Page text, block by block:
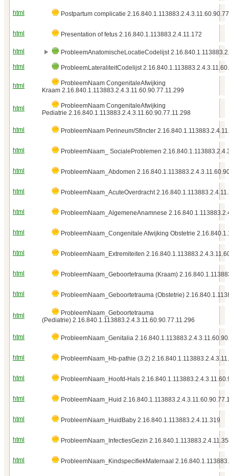
html Postpartum complicatie
html Presentation of fetus 2.16.840.1.113883.2.4.11.172
html
ProbleemAnatomischeLocatieCodelijst
html
ProbleemLateraliteitCodelijst
html
ProbleemNaam CongenitaleAfwijking
Kraam 2.16.840.1.113883.2.4.3.11.60.90.77.11.299
html
ProbleemNaam CongenitaleAfwijking
Pediatrie 2.16.840.1.113883.2.4.3.11.60.90.77.11.298
html ProbleemNaam Perineum/Sfincter
html ProbleemNaam_ SocialeProblemen
html ProbleemNaam_Abdomen
html ProbleemNaam_AcuteOverdracht
html ProbleemNaam_AlgemeneAnamnese
html ProbleemNaam_Congenitale Afwijking Obstetrie
html ProbleemNaam_Extremiteiten
html ProbleemNaam_Geboortetrauma (Kraam)
html ProbleemNaam_Geboortetrauma (Obstetrie)
html
ProbleemNaam_Geboortetrauma
(Pediatrie) 2.16.840.1.113883.2.4.3.11.60.90.77.11.296
html ProbleemNaam_Genitalia
html ProbleemNaam_Hb-pathie (3.2)
html ProbleemNaam_Hoofd-Hals
html ProbleemNaam_Huid
html ProbleemNaam_HuidBaby 2.16.840.1.113883.2.4.11.319
html ProbleemNaam_InfectiesGezin
html ProbleemNaam_KindspecifiekMaternaal